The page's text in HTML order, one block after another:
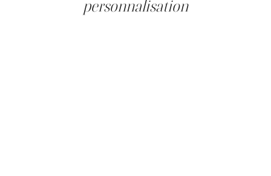
personnalisation